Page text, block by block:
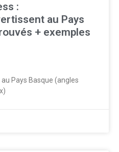
:
au Pays
+ exemples
Pays Basque (angles